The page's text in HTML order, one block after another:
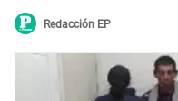
Redacción EP